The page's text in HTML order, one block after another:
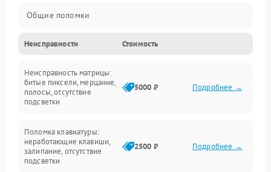
Общие поломки
Устройства
Программные ошибки
Электрические и системные сбои
Интерфейсные проблемы
Батарея
Неисправности Стоимость
Неисправность матрицы:
битые пиксели, мерцание,
полосы, отсутствие
подсветки
5000 ₽ Подробнее →
Поломка клавиатуры:
неработающие клавиши,
залипание, отсутствие
подсветки
2500 ₽ Подробнее →